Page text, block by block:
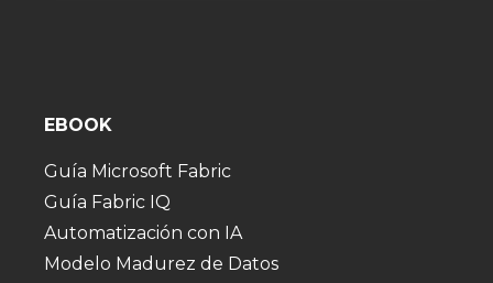
EBOOK
Guía Microsoft Fabric
Guía Fabric IQ
Automatización con IA
Modelo Madurez de Datos